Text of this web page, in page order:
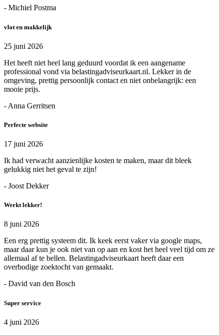
- Michiel Postma
vlot en makkelijk
25 juni 2026
Het heeft niet heel lang geduurd voordat ik een aangename
professional vond via belastingadviseurkaart.nl. Lekker in de
omgeving, prettig persoonlijk contact en niet onbelangrijk: een
mooie prijs.
- Anna Gerritsen
Perfecte website
17 juni 2026
Ik had verwacht aanzienlijke kosten te maken, maar dit bleek
gelukkig niet het geval te zijn!
- Joost Dekker
Werkt lekker!
8 juni 2026
Een erg prettig systeem dit. Ik keek eerst vaker via google maps,
maar daar kun je ook niet van op aan en kost het heel veel tijd om ze
allemaal af te bellen. Belastingadviseurkaart heeft daar een
overbodige zoektocht van gemaakt.
- David van den Bosch
Super service
4 juni 2026